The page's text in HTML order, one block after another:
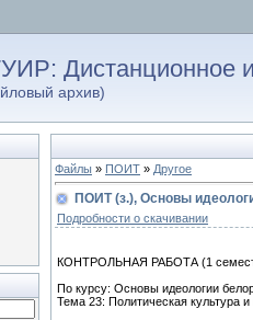
Дистанционное
архив)
Файлы » ПОИТ » Другое
ПОИТ (з.), Основы
Подробности о скачивании
КОНТРОЛЬНАЯ РАБОТА (1
По курсу: Основы идеологии
Тема 23: Политическая культура